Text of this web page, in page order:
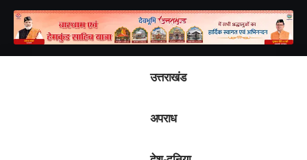
उत्तराखंड
अपराध